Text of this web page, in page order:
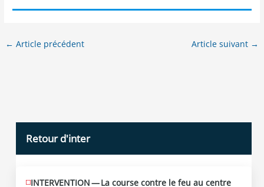
← Article précédent Article suivant →
Retour d'inter
JUIN
INTERVENTION — La course contre le feu au centre